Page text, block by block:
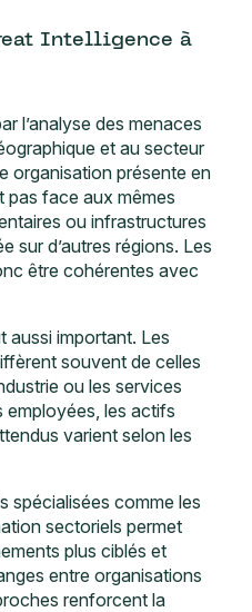
Intelligence à
l’analyse des menaces
et au secteur
organisation présente en
pas face aux mêmes
ou infrastructures
sur d’autres régions. Les
être cohérentes avec
aussi important. Les
souvent de celles
ou les services
employées, les actifs
varient selon les
spécialisées comme les
sectoriels permet
plus ciblés et
entre organisations
renforcent la